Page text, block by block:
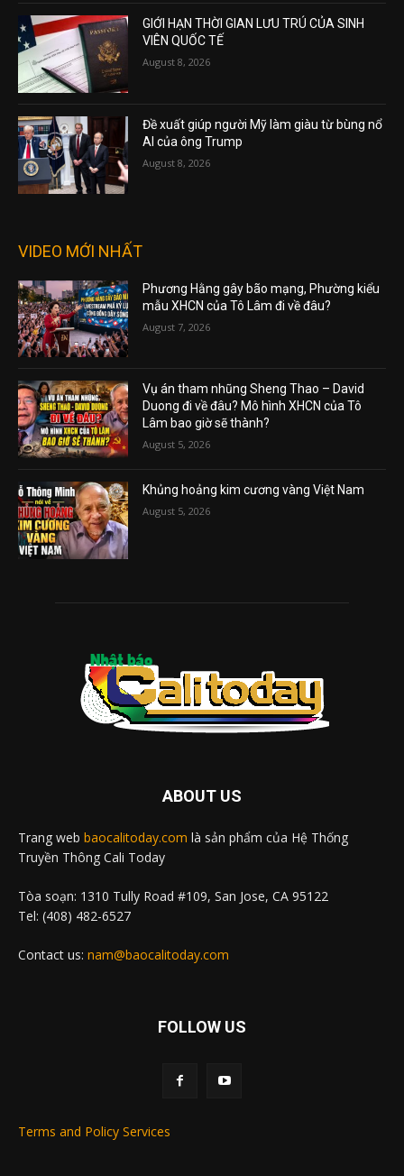
GIỚI HẠN THỜI GIAN LƯU TRÚ CỦA SINH
VIÊN QUỐC TẾ
August 8, 2026
Đề xuất giúp người Mỹ làm giàu từ bùng nổ
AI của ông Trump
August 8, 2026
VIDEO MỚI NHẤT
Phương Hằng gây bão mạng, Phường kiểu
mẫu XHCN của Tô Lâm đi về đâu?
August 7, 2026
Vụ án tham nhũng Sheng Thao – David
Duong đi về đâu? Mô hình XHCN của Tô
Lâm bao giờ sẽ thành?
August 5, 2026
Khủng hoảng kim cương vàng Việt Nam
August 5, 2026
ABOUT US
Trang web baocalitoday.com là sản phẩm của Hệ Thống
Truyền Thông Cali Today
Tòa soạn: 1310 Tully Road #109, San Jose, CA 95122
Tel: (408) 482-6527
Contact us: nam@baocalitoday.com
FOLLOW US
Terms and Policy Services